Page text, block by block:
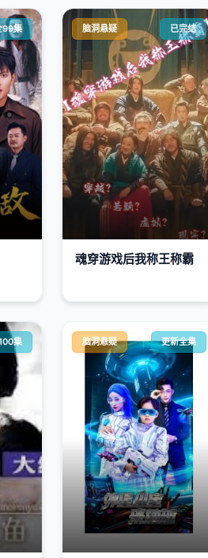
99集 脑洞悬疑 已完结
魂穿游戏后我称王称霸
集 脑洞悬疑 更新全集